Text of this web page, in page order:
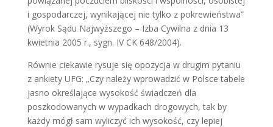
i gospodarczej, wynikającej nie tylko z pokrewieństwa”
(Wyrok Sądu Najwyższego – Izba Cywilna z dnia 13
kwietnia 2005 r., sygn. IV CK 648/2004).
Równie ciekawie rysuje się opozycja w drugim pytaniu
z ankiety UFG: „Czy należy wprowadzić w Polsce tabele
jasno określające wysokość świadczeń dla
poszkodowanych w wypadkach drogowych, tak by
każdy mógł sam wyliczyć ich wysokość, czy lepiej